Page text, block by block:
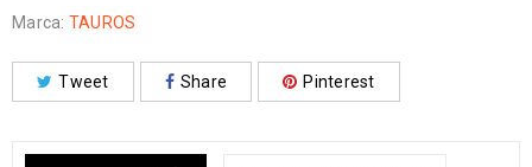
Marca: TAUROS
Tweet Share Pinterest